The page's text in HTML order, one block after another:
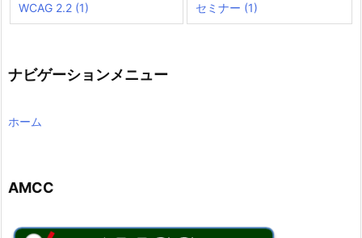
WCAG 2.2 (1) セミナー (1)
ナビゲーションメニュー
ホーム
AMCC